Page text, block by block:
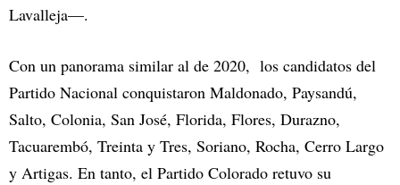
Lavalleja—.
Con un panorama similar al de 2020, los candidatos del
Partido Nacional conquistaron Maldonado, Paysandú,
Salto, Colonia, San José, Florida, Flores, Durazno,
Tacuarembó, Treinta y Tres, Soriano, Rocha, Cerro Largo
y Artigas. En tanto, el Partido Colorado retuvo su